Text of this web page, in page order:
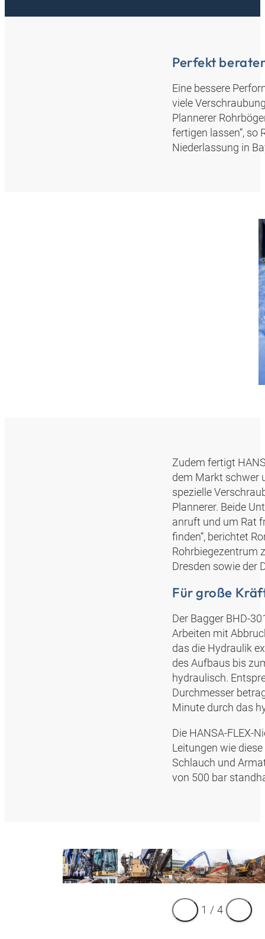
Perfekt
Eine bessere
viele
Plannerer
fertigen lassen“, so
Niederlassung in
Zudem fertigt
dem Markt schwer
spezielle
Plannerer. Beide
anruft und um Rat
finden“, berichtet
Rohrbiegezentrum
Dresden sowie der
Für große
Der Bagger BHD-
Arbeiten mit
das die Hydraulik
des Aufbaus bis
hydraulisch.
Durchmesser
Minute durch das
Die HANSA‑FLEX-
Leitungen wie
Schlauch und
von 500 bar
1 / 4